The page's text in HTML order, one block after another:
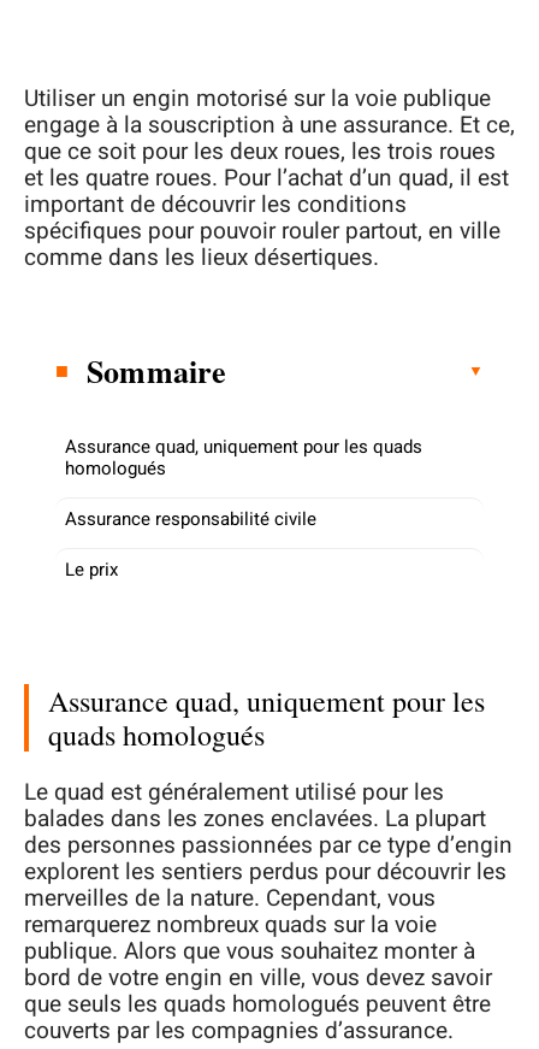
Utiliser un engin motorisé sur la voie publique
engage à la souscription à une assurance. Et ce,
que ce soit pour les deux roues, les trois roues
et les quatre roues. Pour l’achat d’un quad, il est
important de découvrir les conditions
spécifiques pour pouvoir rouler partout, en ville
comme dans les lieux désertiques.
Sommaire
Assurance quad, uniquement pour les quads
homologués
Assurance responsabilité civile
Le prix
Assurance quad, uniquement pour les
quads homologués
Le quad est généralement utilisé pour les
balades dans les zones enclavées. La plupart
des personnes passionnées par ce type d’engin
explorent les sentiers perdus pour découvrir les
merveilles de la nature. Cependant, vous
remarquerez nombreux quads sur la voie
publique. Alors que vous souhaitez monter à
bord de votre engin en ville, vous devez savoir
que seuls les quads homologués peuvent être
couverts par les compagnies d’assurance.